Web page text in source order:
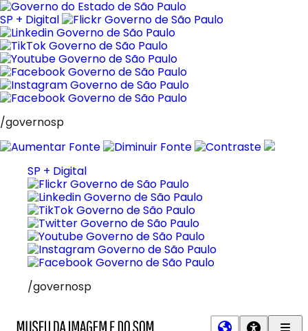
Pular
para
o
conteúdo
SP + Digital
/governosp
SP + Digital
/governosp